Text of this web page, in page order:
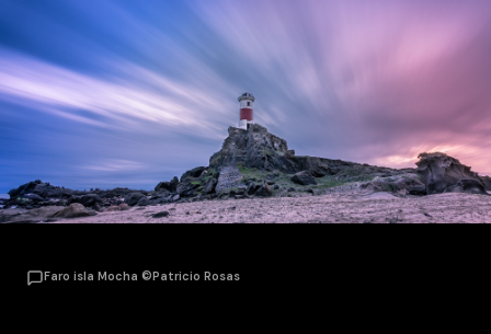
Faro isla Mocha ©Patricio Rosas